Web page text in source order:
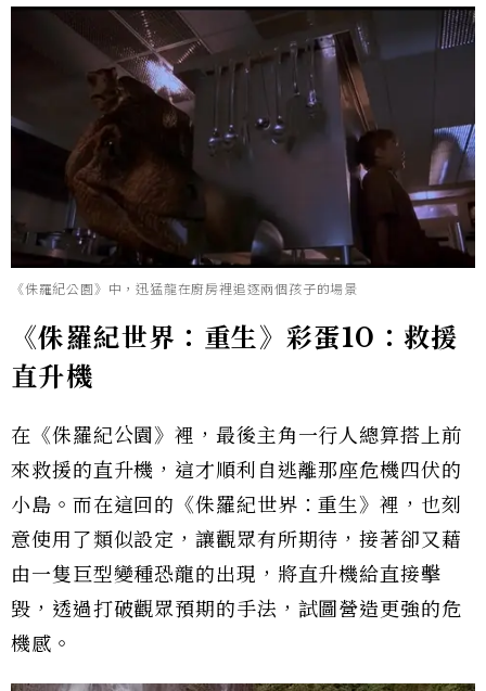
《侏羅紀公園》中，迅猛龍在廚房裡追逐兩個孩子的場景
《侏羅紀世界：重生》彩蛋10：救援
直升機
在《侏羅紀公園》裡，最後主角一行人總算搭上前
來救援的直升機，這才順利自逃離那座危機四伏的
小島。而在這回的《侏羅紀世界：重生》裡，也刻
意使用了類似設定，讓觀眾有所期待，接著卻又藉
由一隻巨型變種恐龍的出現，將直升機給直接擊
毀，透過打破觀眾預期的手法，試圖營造更強的危
機感。